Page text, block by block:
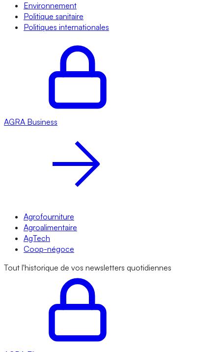
Environnement
Politique sanitaire
Politiques internationales
AGRA Business
Agrofourniture
Agroalimentaire
AgTech
Coop-négoce
Tout l'historique de vos newsletters quotidiennes